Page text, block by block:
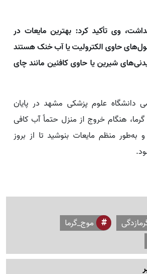
وی تأکید کرد: بهترین مایعات در
حاوی الکترولیت یا آب خنک هستند
شیرین یا حاوی کافئین مانند چای
دانشگاه علوم پزشکی مشهد در پایان
هنگام خروج از منزل حتماً آب کافی
به‌طور منظم مایعات بنوشید تا از بروز
موج_گرما